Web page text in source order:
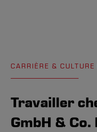
CARRIÈRE & CULTURE
Travailler
GmbH & Co.